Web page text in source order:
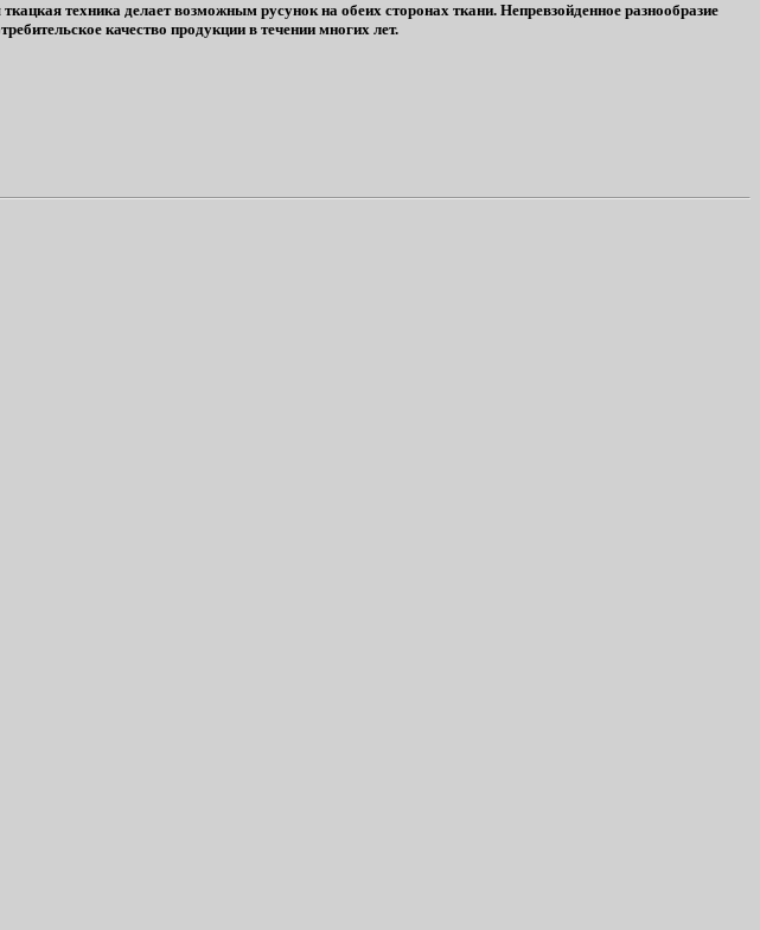
техника делает возможным русунок на обеих сторонах ткани. Непревзойденное разнообразие
качество продукции в течении многих лет.